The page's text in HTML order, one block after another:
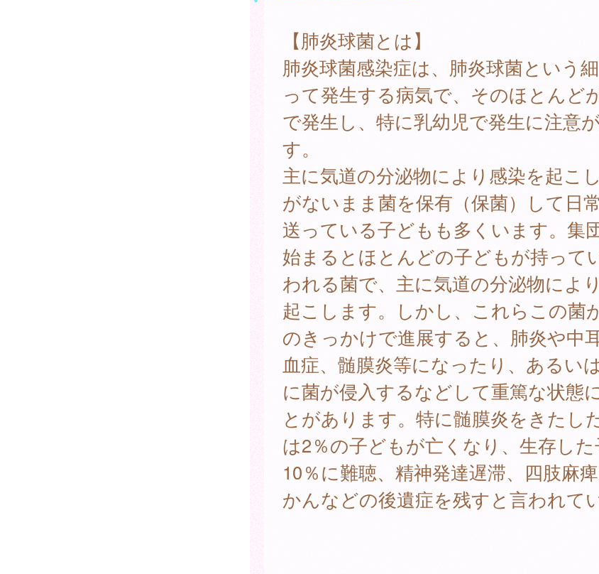
【肺炎球菌とは】
肺炎球菌感染症は、肺炎球菌という
って発生する病気で、そのほとんど
で発生し、特に乳幼児で発生に注意
す。
主に気道の分泌物により感染を起こ
がないまま菌を保有（保菌）して日
送っている子どもも多くいます。集
始まるとほとんどの子どもが持って
われる菌で、主に気道の分泌物によ
起こします。しかし、これらこの菌
のきっかけで進展すると、肺炎や中
血症、髄膜炎等になったり、あるい
に菌が侵入するなどして重篤な状態
とがあります。特に髄膜炎をきたし
は2％の子どもが亡くなり、生存し
10％に難聴、精神発達遅滞、四肢麻
かんなどの後遺症を残すと言われて